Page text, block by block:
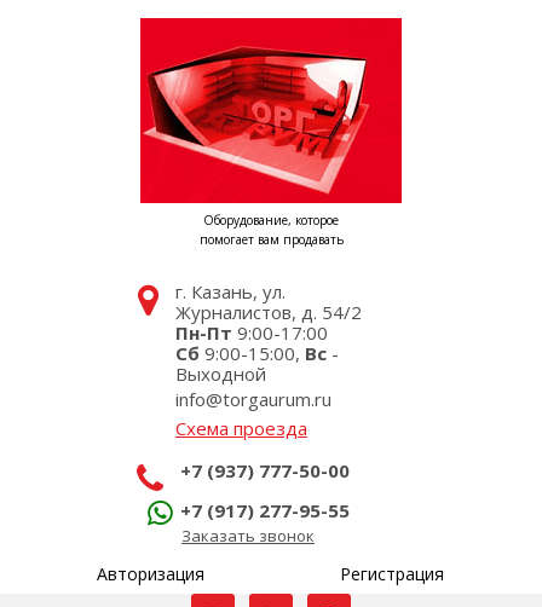
Оборудование, которое
помогает вам продавать
г. Казань, ул.
Журналистов, д. 54/2
Пн-Пт 9:00-17:00
Сб 9:00-15:00, Вс -
Выходной
info@torgaurum.ru
Схема проезда
+7 (937) 777-50-00
+7 (917) 277-95-55
Заказать звонок
Авторизация Регистрация